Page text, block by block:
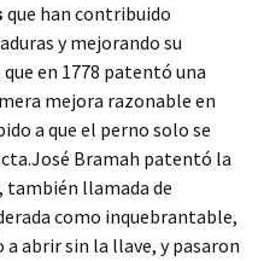
que han contribuido
y mejorando su
en 1778 patentó una
mejora razonable en
a que el perno solo se
Bramah patentó la
también llamada de
como inquebrantable,
abrir sin la llave, y pasaron